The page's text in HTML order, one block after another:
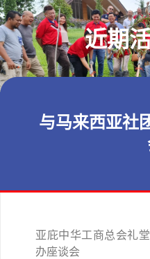
近期
与马来西亚社
亚庇中华工商总会礼
办座谈会